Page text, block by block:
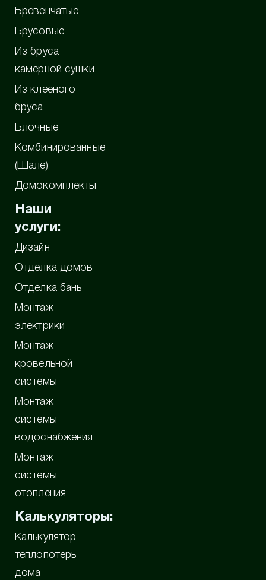
Бревенчатые
Брусовые
Из бруса
камерной сушки
Из клееного
бруса
Блочные
Комбинированные
(Шале)
Домокомплекты
Наши
услуги:
Дизайн
Отделка домов
Отделка бань
Монтаж
электрики
Монтаж
кровельной
системы
Монтаж
системы
водоснабжения
Монтаж
системы
отопления
Калькуляторы:
Калькулятор
теплопотерь
дома